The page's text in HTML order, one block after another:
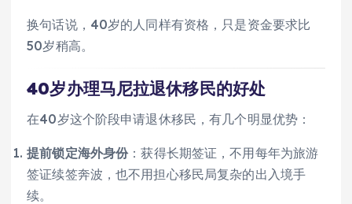
换句话说，40岁的人同样有资格，只是资金要求比
50岁稍高。
40岁办理马尼拉退休移民的好处
在40岁这个阶段申请退休移民，有几个明显优势：
提前锁定海外身份：获得长期签证，不用每年为旅游
签证续签奔波，也不用担心移民局复杂的出入境手
续。